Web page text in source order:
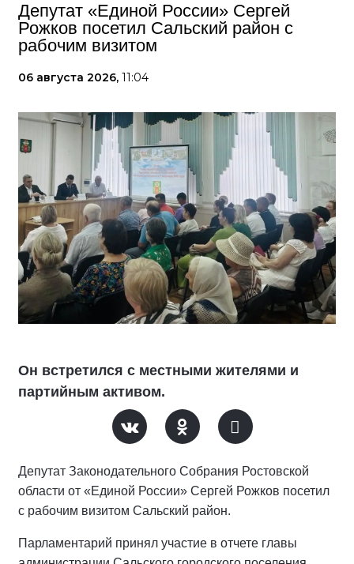
Депутат «Единой России» Сергей
Рожков посетил Сальский район с
рабочим визитом
06 августа 2026, 11:04
Он встретился с местными жителями и
партийным активом.
Депутат Законодательного Собрания Ростовской
области от «Единой России» Сергей Рожков посетил
с рабочим визитом Сальский район.
Парламентарий принял участие в отчете главы